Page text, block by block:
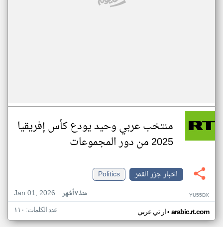
منتخب عربي وحيد يودع كأس إفريقيا
2025 من دور المجموعات
اخبار جزر القمر
Politics
Jan 01, 2026
منذ ٧ أشهر YU55DX
ار تي عربي• arabic.rt.com عدد الكلمات: ١١٠